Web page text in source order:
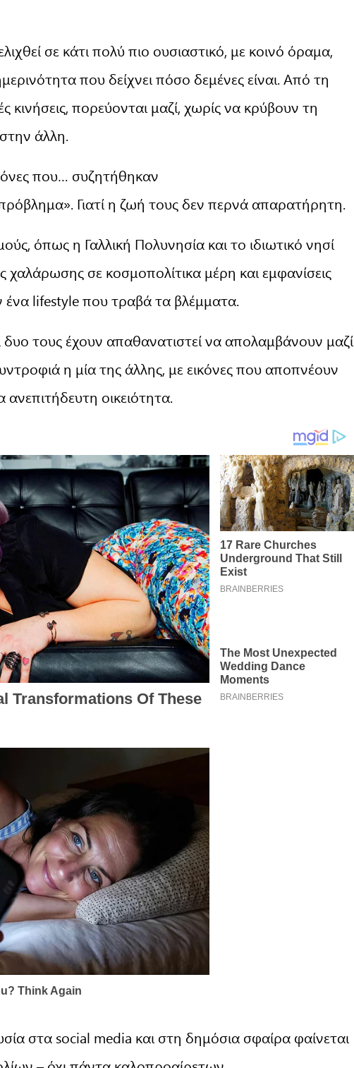
σε κάτι πολύ πιο ουσιαστικό, με κοινό όραμα,
που δείχνει πόσο δεμένες είναι. Από τη
κινήσεις, πορεύονται μαζί, χωρίς να κρύβουν τη
άλλη.
που… συζητήθηκαν
Γιατί η ζωή τους δεν περνά απαρατήρητη.
όπως η Γαλλική Πολυνησία και το ιδιωτικό νησί
σε κοσμοπολίτικα μέρη και εμφανίσεις
ένα lifestyle που τραβά τα βλέμματα.
δυο τους έχουν απαθανατιστεί να απολαμβάνουν μαζί
η μία της άλλης, με εικόνες που αποπνέουν
ανεπιτήδευτη οικειότητα.
στα social media και στη δημόσια σφαίρα φαίνεται